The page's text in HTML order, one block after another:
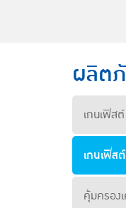
ผลิต
เกนเฟิส
เกนเฟิส
คุ้มครอง